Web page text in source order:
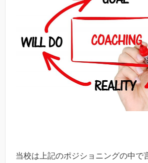
当校は上記のポジショニングの中で